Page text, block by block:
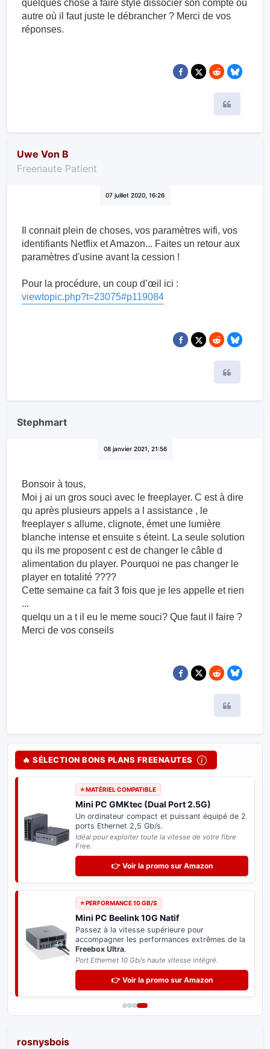
quelques chose à faire style dissocier son compte ou
autre où il faut juste le débrancher ? Merci de vos
réponses.
Uwe Von B
Freenaute Patient
07 juillet 2020, 16:26
Il connait plein de choses, vos paramètres wifi, vos
identifiants Netflix et Amazon... Faites un retour aux
paramètres d'usine avant la cession !
Pour la procédure, un coup d’œil ici :
viewtopic.php?t=23075#p119084
Stephmart
08 janvier 2021, 21:56
Bonsoir à tous,
Moi j ai un gros souci avec le freeplayer. C est à dire
qu après plusieurs appels a l assistance , le
freeplayer s allume, clignote, émet une lumière
blanche intense et ensuite s éteint. La seule solution
qu ils me proposent c est de changer le câble d
alimentation du player. Pourquoi ne pas changer le
player en totalité ????
Cette semaine ca fait 3 fois que je les appelle et rien
...
quelqu un a t il eu le meme souci? Que faut il faire ?
Merci de vos conseils
🔥 SÉLECTION BONS PLANS FREENAUTES
⭐ MATÉRIEL COMPATIBLE
Mini PC GMKtec (Dual Port 2.5G)
Un ordinateur compact et puissant équipé de 2
ports Ethernet 2,5 Gb/s.
Idéal pour exploiter toute la vitesse de votre fibre
Free.
👉 Voir la promo sur Amazon
⭐ PERFORMANCE 10 GB/S
Mini PC Beelink 10G Natif
Passez à la vitesse supérieure pour
accompagner les performances extrêmes de la
Freebox Ultra.
Port Ethernet 10 Gb/s haute vitesse intégré.
👉 Voir la promo sur Amazon
rosnysbois